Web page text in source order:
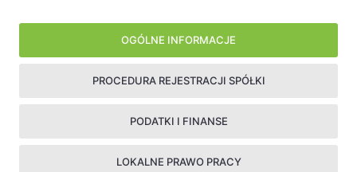
Rejestracja spółki:
Aby zarejestrować spółkę w Irlandii należy
Ostatni etap to utworzenie konta bankowego oraz
System podatkowy Irlandii jest wyjątkowo korzystny
Rezydencja podatkowa spółki
Przedsiębiorstwo jest rezydentem jeżeli jest
Prawa pracownika
Pracodawca musi dostarczyć pracownikowi warunki
Google i Facebook nie pomyliły się rejestrując tam
Panel bocznyOGÓLNE INFORMACJE
PROCEDURA REJESTRACJI SPÓŁKI
PODATKI I FINANSE
LOKALNE PRAWO PRACY